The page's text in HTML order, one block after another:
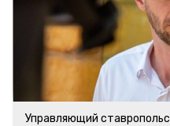
Управляющий